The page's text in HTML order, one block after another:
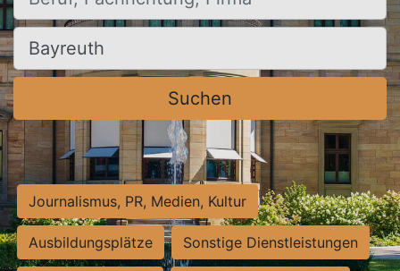
Ort, Stadt
Suchen
Journalismus, PR, Medien, Kultur
Ausbildungsplätze Sonstige Dienstleistungen